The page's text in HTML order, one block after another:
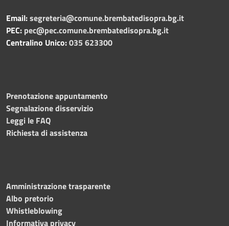
Email:segreteria@comune.brembatedisopra.bg.it
PEC: pec@pec.comune.brembatedisopra.bg.it
Centralino Unico:035 623300
Prenotazione appuntamento
Segnalazione disservizio
Leggi le FAQ
Richiesta di assistenza
Amministrazione trasparente
Albo pretorio
Whistleblowing
Informativa privacy